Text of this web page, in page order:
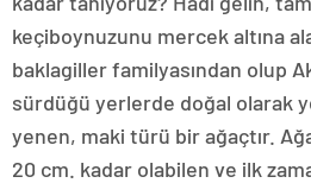
keçiboynuzunu mercek altına
baklagiller familyasından olup
sürdüğü yerlerde doğal olarak
yenen, maki türü bir ağaçtır.
20 cm. kadar olabilen ve ilk